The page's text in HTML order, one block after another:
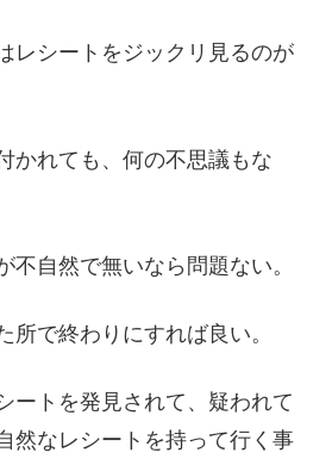
レシートをジックリ見るのが
かれても、何の不思議もな
不自然で無いなら問題ない。
所で終わりにすれば良い。
ートを発見されて、疑われて
然なレシートを持って行く事